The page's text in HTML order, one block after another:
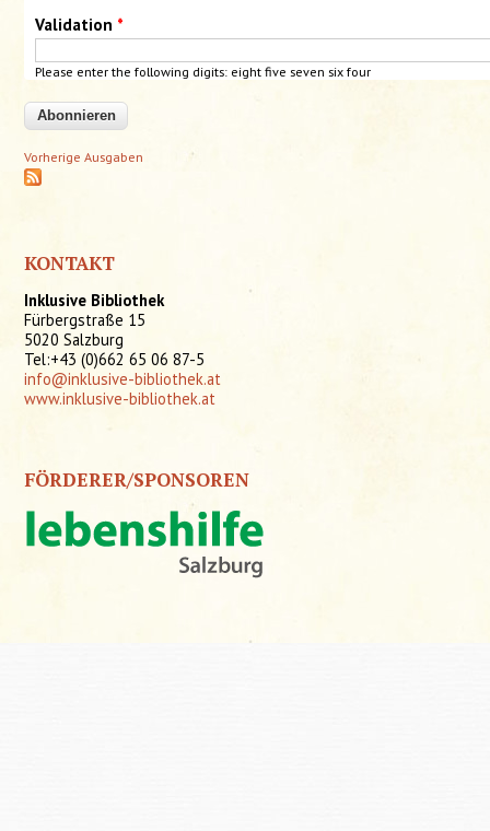
Validation *
Please enter the following digits: eight five seven six four
Vorherige Ausgaben
KONTAKT
Inklusive Bibliothek
Fürbergstraße 15
5020 Salzburg
Tel:+43 (0)662 65 06 87-5
info@inklusive-bibliothek.at
www.inklusive-bibliothek.at
FÖRDERER/SPONSOREN